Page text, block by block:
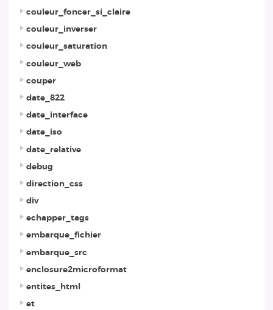
couleur_foncer_si_claire
couleur_inverser
couleur_saturation
couleur_web
couper
date_822
date_interface
date_iso
date_relative
debug
direction_css
div
echapper_tags
embarque_fichier
embarque_src
enclosure2microformat
entites_html
et